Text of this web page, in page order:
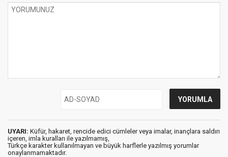
UYARI: Küfür, hakaret, rencide edici cümleler veya imalar, inançlara saldırı
içeren, imla kuralları ile yazılmamış,
Türkçe karakter kullanılmayan ve büyük harflerle yazılmış yorumlar
onaylanmamaktadır.